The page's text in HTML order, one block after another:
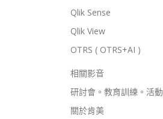
Qlik Sense
Qlik View
OTRS ( OTRS+AI )
相關影音
研討會。教育訓練。活動
關於肯美